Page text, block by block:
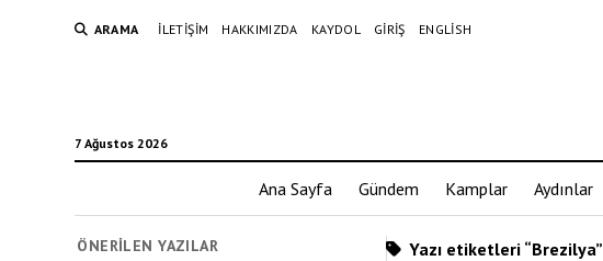
ARAMA İLETIŞIM HAKKIMIZDA KAYDOL GIRIŞ ENGLISH
7 Ağustos 2026
Ana Sayfa Gündem Kamplar Aydınlar
ÖNERILEN YAZILAR Yazı etiketleri “Brezilya”